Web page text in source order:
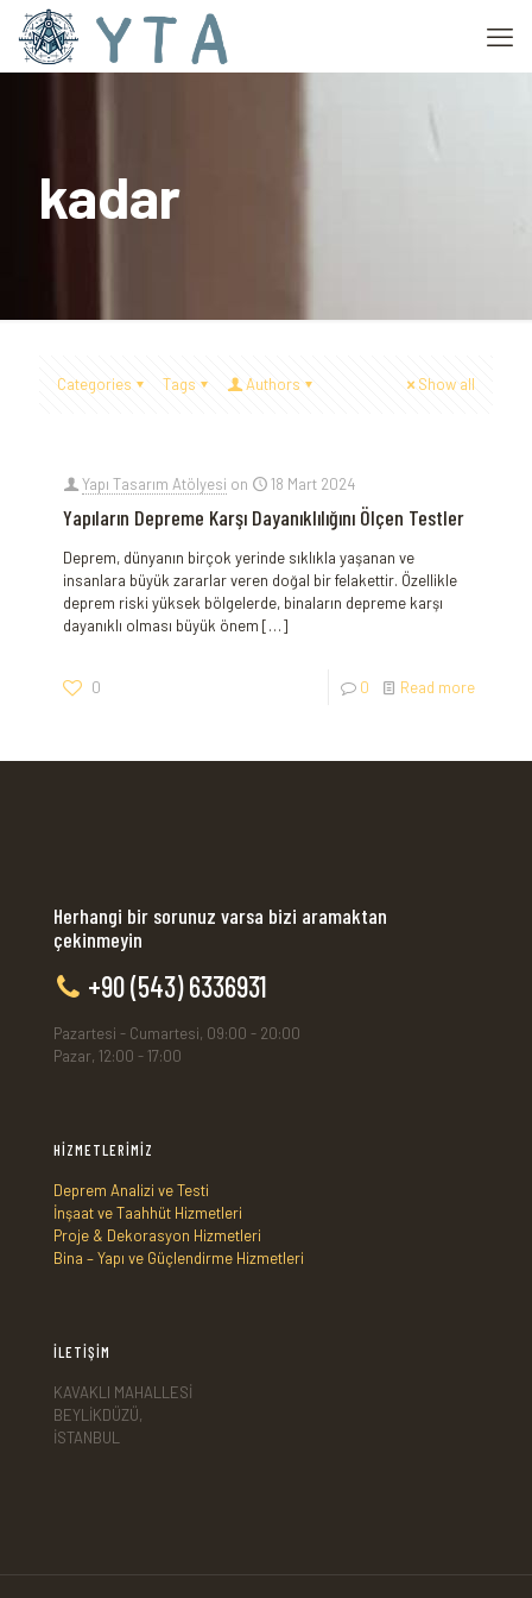
kadar
Categories Tags Authors Show all
Yapı Tasarım Atölyesi on 18 Mart 2024
Yapıların Depreme Karşı Dayanıklılığını Ölçen Testler
Deprem,​ dünyanın birçok yerinde sıklıkla yaşanan ve
insanlara büyük zararlar veren ​doğal bir felakettir.‌ Özellikle
deprem riski yüksek bölgelerde, binaların depreme‍ karşı
dayanıklı olması büyük önem […]
0 0 Read more
Herhangi bir sorunuz varsa bizi aramaktan
çekinmeyin
+90 (543) 6336931
Pazartesi - Cumartesi, 09:00 - 20:00
Pazar, 12:00 - 17:00
HİZMETLERİMİZ
Deprem Analizi ve Testi
İnşaat ve Taahhüt Hizmetleri
Proje & Dekorasyon Hizmetleri
Bina – Yapı ve Güçlendirme Hizmetleri
İLETİŞİM
KAVAKLI MAHALLESİ
BEYLİKDÜZÜ,
İSTANBUL